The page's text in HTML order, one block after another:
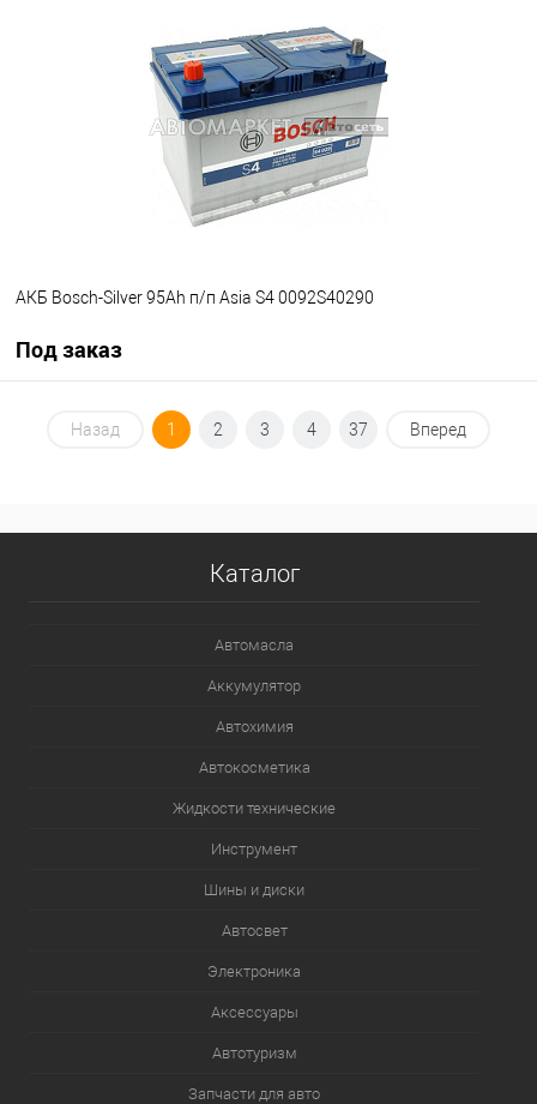
Недоступно
АКБ Bosch-Silver 95Ah п/п Asia S4 0092S40290
Под заказ
Под заказ
Назад 1 2 3 4 37 Вперед
Каталог
Автомасла
Аккумулятор
Автохимия
Автокосметика
Жидкости технические
Инструмент
Шины и диски
Автосвет
Электроника
Аксессуары
Автотуризм
Запчасти для авто